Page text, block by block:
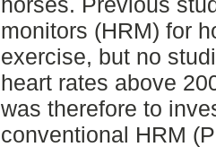
monitors (HRM) for
exercise, but no
heart rates above
was therefore to
conventional HRM